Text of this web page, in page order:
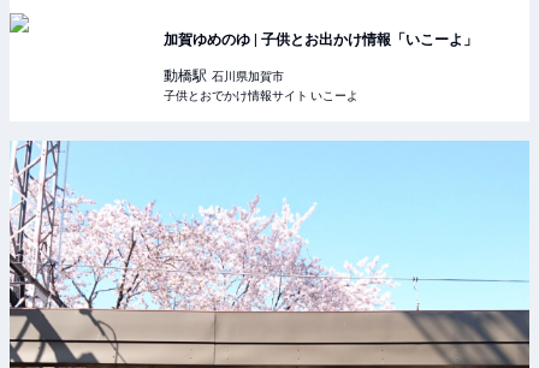
加賀ゆめのゆ | 子供とお出かけ情報「いこーよ」
動橋駅 石川県加賀市
子供とおでかけ情報サイト いこーよ